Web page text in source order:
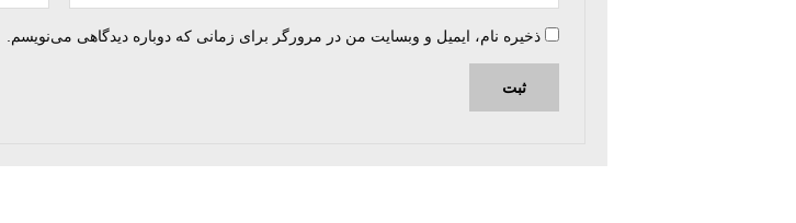
ذخیره نام، ایمیل و وبسایت من در مرورگر برای زمانی که دوباره دیدگاهی می‌نویسم.